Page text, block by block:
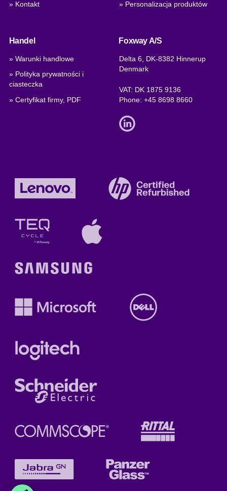
» Kontakt » Personalizacja produktów
Handel
» Warunki handlowe
» Polityka prywatności i
ciasteczka
» Certyfikat firmy, PDF
Foxway A/S
Delta 6, DK-8382 Hinnerup
Denmark
VAT: DK 1875 9136
Phone:+45 8698 8660